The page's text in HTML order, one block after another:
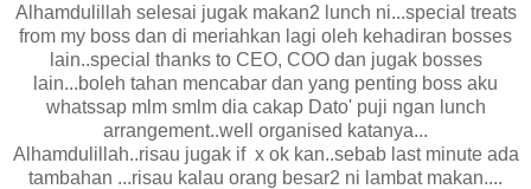
Alhamdulillah selesai jugak makan2 lunch ni...special treats
from my boss dan di meriahkan lagi oleh kehadiran bosses
lain..special thanks to CEO, COO dan jugak bosses
lain...boleh tahan mencabar dan yang penting boss aku
whatssap mlm smlm dia cakap Dato' puji ngan lunch
arrangement..well organised katanya...
Alhamdulillah..risau jugak if x ok kan..sebab last minute ada
tambahan ...risau kalau orang besar2 ni lambat makan....